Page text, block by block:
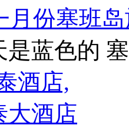
月份塞班
是蓝色的